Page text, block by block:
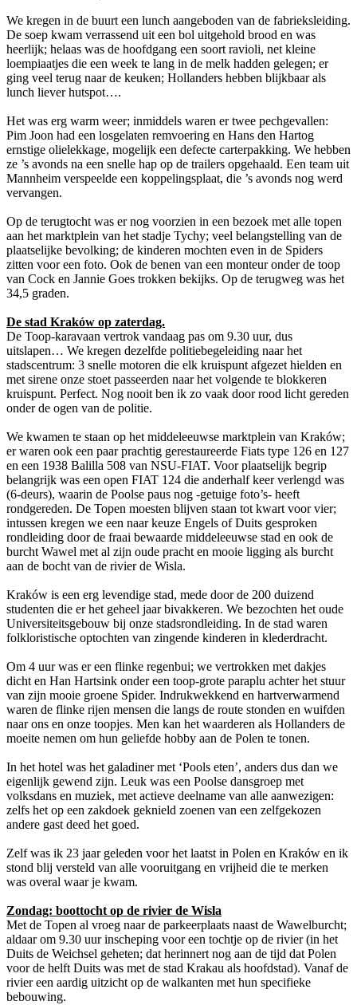
We kregen in de buurt een lunch aangeboden van de fabrieksleiding.
De soep kwam verrassend uit een bol uitgehold brood en was
heerlijk; helaas was de hoofdgang een soort ravioli, net kleine
loempiaatjes die een week te lang in de melk hadden gelegen; er
ging veel terug naar de keuken; Hollanders hebben blijkbaar als
lunch liever hutspot….
Het was erg warm weer; inmiddels waren er twee pechgevallen:
Pim Joon had een losgelaten remvoering en Hans den Hartog
ernstige olielekkage, mogelijk een defecte carterpakking. We hebben
ze ’s avonds na een snelle hap op de trailers opgehaald. Een team uit
Mannheim verspeelde een koppelingsplaat, die ’s avonds nog werd
vervangen.
Op de terugtocht was er nog voorzien in een bezoek met alle topen
aan het marktplein van het stadje Tychy; veel belangstelling van de
plaatselijke bevolking; de kinderen mochten even in de Spiders
zitten voor een foto. Ook de benen van een monteur onder de toop
van Cock en Jannie Goes trokken bekijks. Op de terugweg was het
34,5 graden.
De stad Kraków op zaterdag.
De Toop-karavaan vertrok vandaag pas om 9.30 uur, dus
uitslapen… We kregen dezelfde politiebegeleiding naar het
stadscentrum: 3 snelle motoren die elk kruispunt afgezet hielden en
met sirene onze stoet passeerden naar het volgende te blokkeren
kruispunt. Perfect. Nog nooit ben ik zo vaak door rood licht gereden
onder de ogen van de politie.
We kwamen te staan op het middeleeuwse marktplein van Kraków;
er waren ook een paar prachtig gerestaureerde Fiats type 126 en 127
en een 1938 Balilla 508 van NSU-FIAT. Voor plaatselijk begrip
belangrijk was een open FIAT 124 die anderhalf keer verlengd was
(6-deurs), waarin de Poolse paus nog -getuige foto’s- heeft
rondgereden. De Topen moesten blijven staan tot kwart voor vier;
intussen kregen we een naar keuze Engels of Duits gesproken
rondleiding door de fraai bewaarde middeleeuwse stad en ook de
burcht Wawel met al zijn oude pracht en mooie ligging als burcht
aan de bocht van de rivier de Wisla.
Kraków is een erg levendige stad, mede door de 200 duizend
studenten die er het geheel jaar bivakkeren. We bezochten het oude
Universiteitsgebouw bij onze stadsrondleiding. In de stad waren
folkloristische optochten van zingende kinderen in klederdracht.
Om 4 uur was er een flinke regenbui; we vertrokken met dakjes
dicht en Han Hartsink onder een toop-grote paraplu achter het stuur
van zijn mooie groene Spider. Indrukwekkend en hartverwarmend
waren de flinke rijen mensen die langs de route stonden en wuifden
naar ons en onze toopjes. Men kan het waarderen als Hollanders de
moeite nemen om hun geliefde hobby aan de Polen te tonen.
In het hotel was het galadiner met ‘Pools eten’, anders dus dan we
eigenlijk gewend zijn. Leuk was een Poolse dansgroep met
volksdans en muziek, met actieve deelname van alle aanwezigen:
zelfs het op een zakdoek geknield zoenen van een zelfgekozen
andere gast deed het goed.
Zelf was ik 23 jaar geleden voor het laatst in Polen en Kraków en ik
stond blij versteld van alle vooruitgang en vrijheid die te merken
was overal waar je kwam.
Zondag: boottocht op de rivier de Wisla
Met de Topen al vroeg naar de parkeerplaats naast de Wawelburcht;
aldaar om 9.30 uur inscheping voor een tochtje op de rivier (in het
Duits de Weichsel geheten; dat herinnert nog aan de tijd dat Polen
voor de helft Duits was met de stad Krakau als hoofdstad). Vanaf de
rivier een aardig uitzicht op de walkanten met hun specifieke
bebouwing.